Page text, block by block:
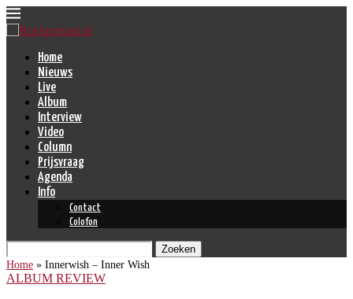
Home
Nieuws
Live
Album
Interview
Video
Column
Prijsvraag
Agenda
Info
Contact
Colofon
Zoeken
Home » Innerwish – Inner Wish
ALBUM REVIEW